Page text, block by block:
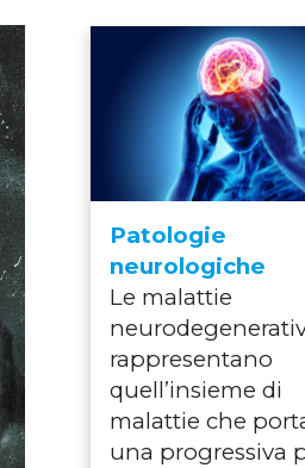
Patologie
neurologiche
Le malattie
rappresentano
quell’insieme di
malattie che
una progressiva